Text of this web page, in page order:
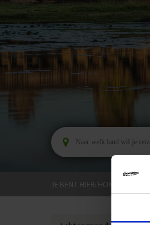
JE BENT HIER: HOME